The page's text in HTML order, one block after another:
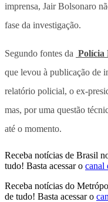
imprensa, Jair Bolsonaro
fase da investigação.
Segundo fontes da Polícia
que levou à publicação de
relatório policial, o ex-
mas, por uma questão
até o momento.
Receba notícias de Brasil
tudo! Basta acessar o canal
Receba notícias do
de tudo! Basta acessar o